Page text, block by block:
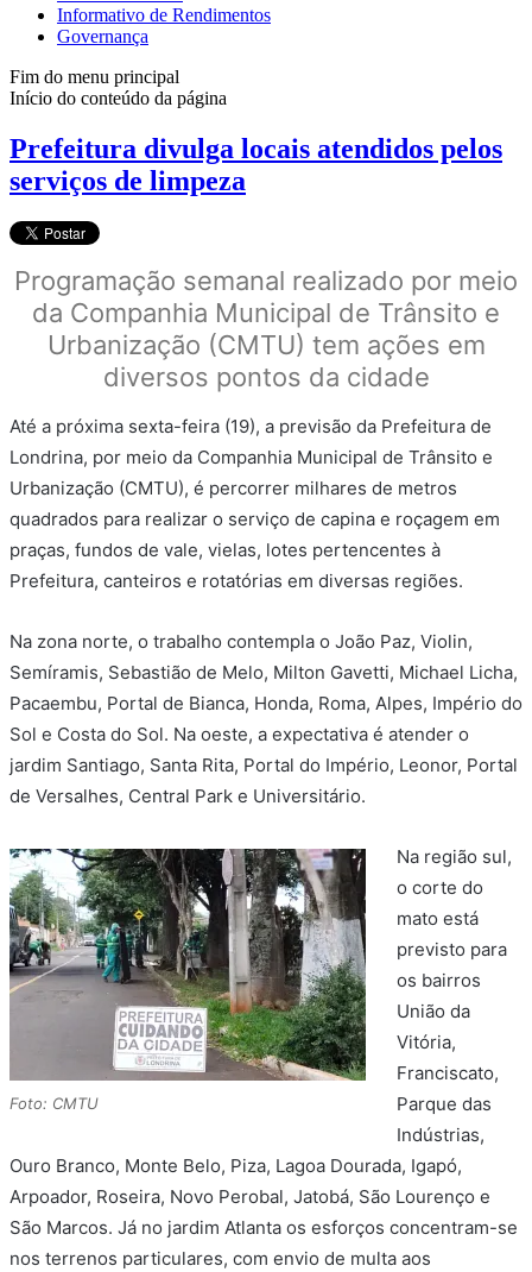
Informativo de Rendimentos
Governança
Fim do menu principal
Início do conteúdo da página
Prefeitura divulga locais atendidos pelos
serviços de limpeza
Programação semanal realizado por meio
da Companhia Municipal de Trânsito e
Urbanização (CMTU) tem ações em
diversos pontos da cidade
Até a próxima sexta-feira (19), a previsão da Prefeitura de
Londrina, por meio da Companhia Municipal de Trânsito e
Urbanização (CMTU), é percorrer milhares de metros
quadrados para realizar o serviço de capina e roçagem em
praças, fundos de vale, vielas, lotes pertencentes à
Prefeitura, canteiros e rotatórias em diversas regiões.
Na zona norte, o trabalho contempla o João Paz, Violin,
Semíramis, Sebastião de Melo, Milton Gavetti, Michael Licha,
Pacaembu, Portal de Bianca, Honda, Roma, Alpes, Império do
Sol e Costa do Sol. Na oeste, a expectativa é atender o
jardim Santiago, Santa Rita, Portal do Império, Leonor, Portal
de Versalhes, Central Park e Universitário.
Foto: CMTU
Na região sul,
o corte do
mato está
previsto para
os bairros
União da
Vitória,
Franciscato,
Parque das
Indústrias,
Ouro Branco, Monte Belo, Piza, Lagoa Dourada, Igapó,
Arpoador, Roseira, Novo Perobal, Jatobá, São Lourenço e
São Marcos. Já no jardim Atlanta os esforços concentram-se
nos terrenos particulares, com envio de multa aos